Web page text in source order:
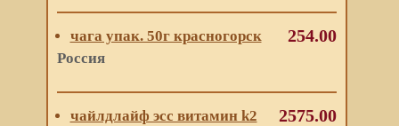
чага упак. 50г красногорск
Россия
254.00
чайлдлайф эсс витамин k2
2575.00